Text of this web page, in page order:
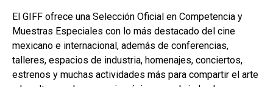
El GIFF ofrece una Selección Oficial en Competencia y
Muestras Especiales con lo más destacado del cine
mexicano e internacional, además de conferencias,
talleres, espacios de industria, homenajes, conciertos,
estrenos y muchas actividades más para compartir el arte